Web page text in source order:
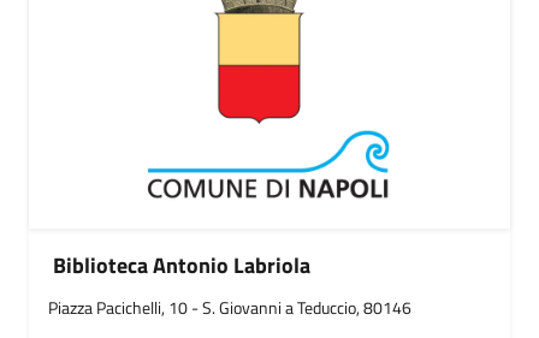
Biblioteca Antonio Labriola
Piazza Pacichelli, 10 - S. Giovanni a Teduccio, 80146